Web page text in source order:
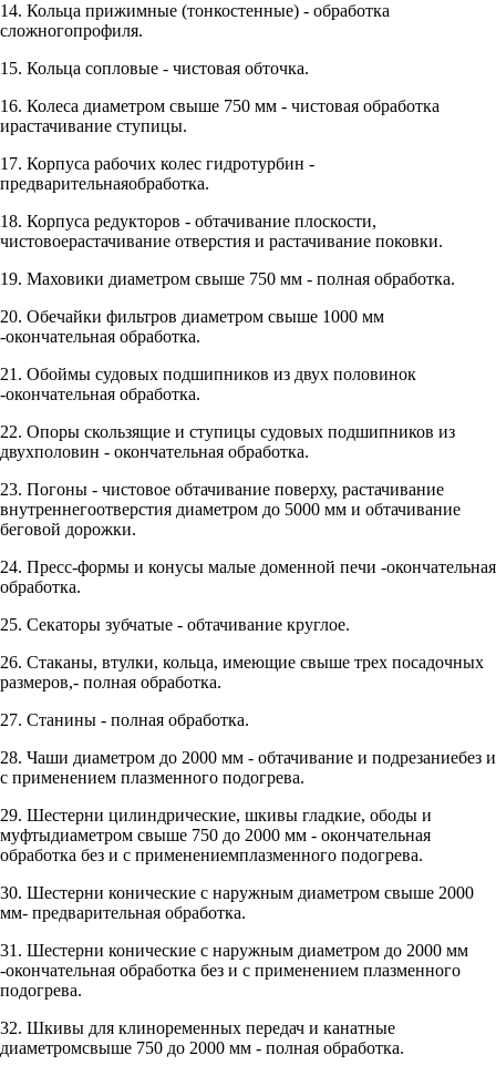
14. Кольца прижимные (тонкостенные) - обработка
сложногопрофиля.
15. Кольца сопловые - чистовая обточка.
16. Колеса диаметром свыше 750 мм - чистовая обработка
ирастачивание ступицы.
17. Корпуса рабочих колес гидротурбин -
предварительнаяобработка.
18. Корпуса редукторов - обтачивание плоскости,
чистовоерастачивание отверстия и растачивание поковки.
19. Маховики диаметром свыше 750 мм - полная обработка.
20. Обечайки фильтров диаметром свыше 1000 мм
-окончательная обработка.
21. Обоймы судовых подшипников из двух половинок
-окончательная обработка.
22. Опоры скользящие и ступицы судовых подшипников из
двухполовин - окончательная обработка.
23. Погоны - чистовое обтачивание поверху, растачивание
внутреннегоотверстия диаметром до 5000 мм и обтачивание
беговой дорожки.
24. Пресс-формы и конусы малые доменной печи -окончательная
обработка.
25. Секаторы зубчатые - обтачивание круглое.
26. Стаканы, втулки, кольца, имеющие свыше трех посадочных
размеров,- полная обработка.
27. Станины - полная обработка.
28. Чаши диаметром до 2000 мм - обтачивание и подрезаниебез и
с применением плазменного подогрева.
29. Шестерни цилиндрические, шкивы гладкие, ободы и
муфтыдиаметром свыше 750 до 2000 мм - окончательная
обработка без и с применениемплазменного подогрева.
30. Шестерни конические с наружным диаметром свыше 2000
мм- предварительная обработка.
31. Шестерни конические с наружным диаметром до 2000 мм
-окончательная обработка без и с применением плазменного
подогрева.
32. Шкивы для клиноременных передач и канатные
диаметромсвыше 750 до 2000 мм - полная обработка.